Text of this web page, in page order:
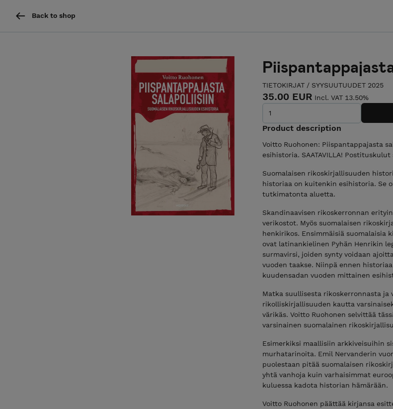
Back to shop
TIETOKIRJAT / SYYSUUTUUDET 2025
35.00 EUR Incl. VAT 13.50%
Product description
Voitto Ruohonen: Piispantappajasta
esihistoria. SAATAVILLA!
Suomalaisen rikoskirjallisuuden
historiaa on kuitenkin esihistoria. Se
tutkimatonta aluetta.
Skandinaavisen rikoskerronnan
verikostot. Myös suomalaisen
henkirikos. Ensimmäisiä suomalaisia
ovat latinankielinen Pyhän Henrikin
surmavirsi, joiden synty voidaan
vuoden taakse. Niinpä ennen
kuudensadan vuoden mittainen
Matka suullisesta rikoskerronnasta
rikolliskirjallisuuden kautta
värikäs. Voitto Ruohonen selvittää
varsinainen suomalainen
Esimerkiksi maallisiin arkkiveisuihin
murhatarinoita. Emil Nervanderin
puolestaan pitää suomalaisen
yhtä vanhoja kuin varhaisimmat
kuluessa kadota historian hämärään.
Voitto Ruohonen päättää kirjansa